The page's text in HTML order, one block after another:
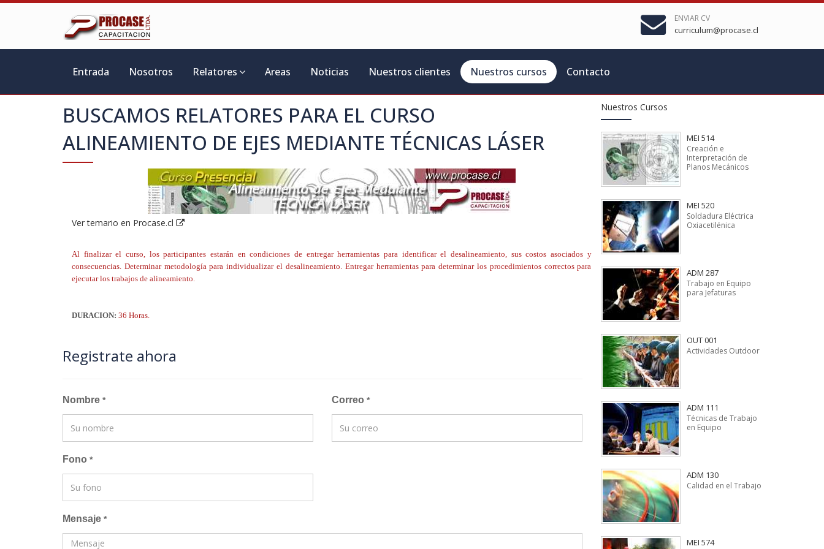
ENVIAR CV
curriculum@procase.cl
Entrada Nosotros Relatores Areas Noticias Nuestros clientes Nuestros cursos Contacto
BUSCAMOS RELATORES PARA EL CURSO
ALINEAMIENTO DE EJES MEDIANTE TÉCNICAS LÁSER
Ver temario en Procase.cl
Al finalizar el curso, los participantes estarán en condiciones de entregar herramientas para identificar el desalineamiento, sus costos asociados y
consecuencias. Determinar metodología para individualizar el desalineamiento. Entregar herramientas para determinar los procedimientos correctos para
ejecutar los trabajos de alineamiento.
DURACION: 36 Horas.
Registrate ahora
Nombre * Correo *
Fono *
Mensaje *
Nuestros Cursos
MEI 514
Creación e
Interpretación de
Planos Mecánicos
MEI 520
Soldadura Eléctrica
Oxiacetilénica
ADM 287
Trabajo en Equipo
para Jefaturas
OUT 001
Actividades Outdoor
ADM 111
Técnicas de Trabajo
en Equipo
ADM 130
Calidad en el Trabajo
MEI 574